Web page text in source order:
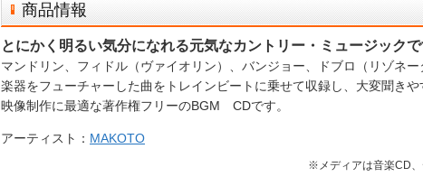
商品情報
とにかく明るい気分になれる元気なカントリー・ミュージックで
マンドリン、フィドル（ヴァイオリン）、バンジョー、ドブロ（リゾネ
楽器をフューチャーした曲をトレインビートに乗せて収録し、大変聞きや
映像制作に最適な著作権フリーのBGM CDです。
アーティスト： MAKOTO
※メディアは音楽CD、